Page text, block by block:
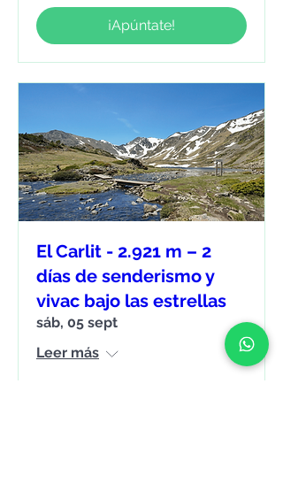
¡Apúntate!
El Carlit - 2.921 m – 2
días de senderismo y
vivac bajo las estrellas
sáb, 05 sept
Leer más